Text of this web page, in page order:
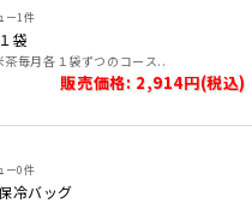
ー1件
袋
毎月各１袋ずつのコース..
販売価格: 2,914円(税込)
ー0件
冷バッグ